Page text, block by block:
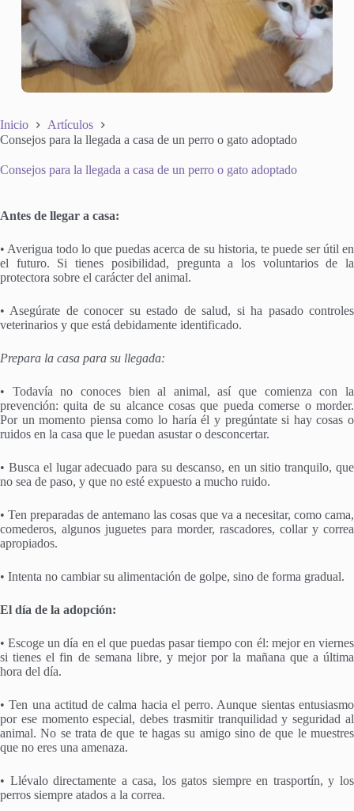
Inicio
Artículos
Consejos para la llegada a casa de un perro o gato adoptado
Consejos para la llegada a casa de un perro o gato adoptado
Antes de llegar a casa:
• Averigua todo lo que puedas acerca de su historia, te puede ser útil en
el futuro. Si tienes posibilidad, pregunta a los voluntarios de la
protectora sobre el carácter del animal.
• Asegúrate de conocer su estado de salud, si ha pasado controles
veterinarios y que está debidamente identificado.
Prepara la casa para su llegada:
• Todavía no conoces bien al animal, así que comienza con la
prevención: quita de su alcance cosas que pueda comerse o morder.
Por un momento piensa como lo haría él y pregúntate si hay cosas o
ruidos en la casa que le puedan asustar o desconcertar.
• Busca el lugar adecuado para su descanso, en un sitio tranquilo, que
no sea de paso, y que no esté expuesto a mucho ruido.
• Ten preparadas de antemano las cosas que va a necesitar, como cama,
comederos, algunos juguetes para morder, rascadores, collar y correa
apropiados.
• Intenta no cambiar su alimentación de golpe, sino de forma gradual.
El día de la adopción:
• Escoge un día en el que puedas pasar tiempo con él: mejor en viernes
si tienes el fin de semana libre, y mejor por la mañana que a última
hora del día.
• Ten una actitud de calma hacia el perro. Aunque sientas entusiasmo
por ese momento especial, debes trasmitir tranquilidad y seguridad al
animal. No se trata de que te hagas su amigo sino de que le muestres
que no eres una amenaza.
• Llévalo directamente a casa, los gatos siempre en trasportín, y los
perros siempre atados a la correa.